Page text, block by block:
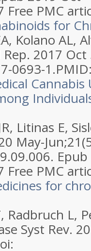
Free PMC
for
Kolano AL,
2017
0693-
Cannabis
Litinas E,
May-
Epub
Free PMC
for
Radbruch L,
Syst Rev.